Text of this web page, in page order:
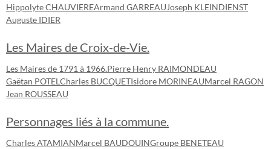
Hippolyte CHAUVIEREArmand GARREAUJoseph KLEINDIENST
Auguste IDIER
Les Maires de Croix-de-Vie.
Les Maires de 1791 à 1966.Pierre Henry RAIMONDEAU
Gaëtan POTEL Charles BUCQUETIsidore MORINEAUMarcel RAGON
Jean ROUSSEAU
Personnages liés à la commune.
Charles ATAMIANMarcel BAUDOUINGroupe BENETEAU